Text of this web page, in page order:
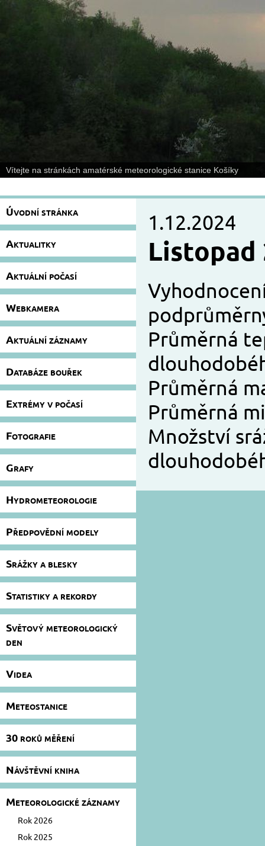
Vítejte na stránkách amatérské meteorologické stanice Košíky
Úvodní stránka
Aktualitky
Aktuální počasí
Webkamera
Aktuální záznamy
Databáze bouřek
Extrémy v počasí
Fotografie
Grafy
Hydrometeorologie
Předpovědní modely
Srážky a blesky
Statistiky a rekordy
Světový meteorologický
den
Videa
Meteostanice
30 roků měření
Návštěvní kniha
Meteorologické záznamy
Rok 2026
Rok 2025
1.12.2024
Listopad
Průměrná
Průměrná
Průměrná
Množství